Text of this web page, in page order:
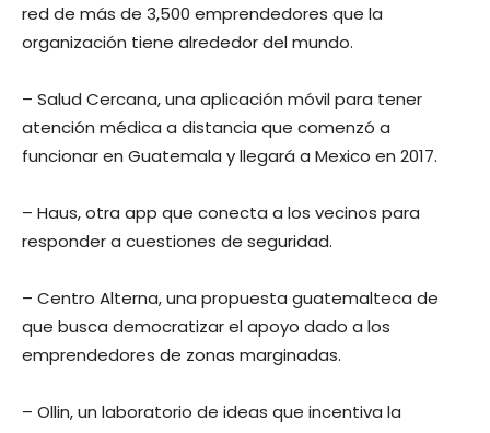
red de más de 3,500 emprendedores que la
organización tiene alrededor del mundo.
– Salud Cercana, una aplicación móvil para tener
atención médica a distancia que comenzó a
funcionar en Guatemala y llegará a Mexico en 2017.
– Haus, otra app que conecta a los vecinos para
responder a cuestiones de seguridad.
– Centro Alterna, una propuesta guatemalteca de
que busca democratizar el apoyo dado a los
emprendedores de zonas marginadas.
– Ollin, un laboratorio de ideas que incentiva la